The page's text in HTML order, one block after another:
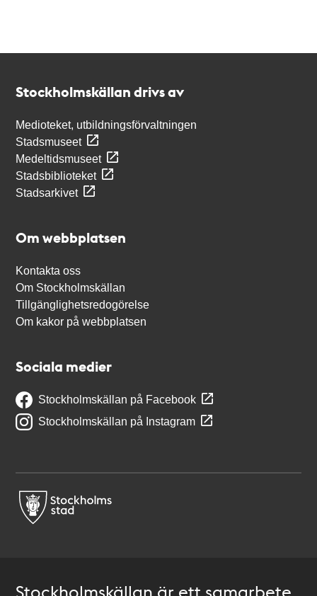
Stockholmskällan drivs av
Medioteket, utbildningsförvaltningen
Stadsmuseet
Medeltidsmuseet
Stadsbiblioteket
Stadsarkivet
Om webbplatsen
Kontakta oss
Om Stockholmskällan
Tillgänglighetsredogörelse
Om kakor på webbplatsen
Sociala medier
Stockholmskällan på Facebook
Stockholmskällan på Instagram
Stockholmskällan är ett samarbete